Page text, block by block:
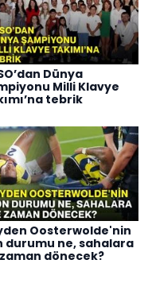
Dünya
Milli Klavye
tebrik
Oosterwolde'nin
durumu ne, sahalara
dönecek?